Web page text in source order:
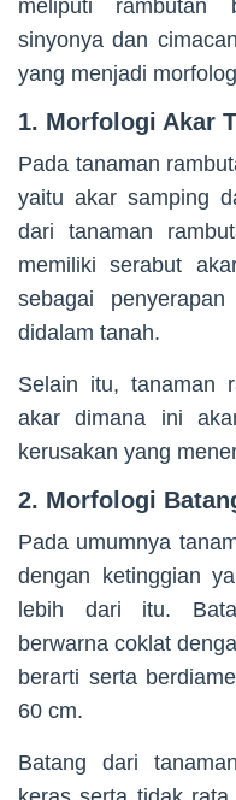
meliputi rambutan
sinyonya dan
yang menjadi
1. Morfologi Akar
Pada tanaman
yaitu akar samping
dari tanaman
memiliki serabut
sebagai
didalam tanah.
Selain itu, tanaman
akar dimana ini
kerusakan yang
2. Morfologi
Pada umumnya
dengan ketinggian
lebih dari itu.
berwarna coklat
berarti serta
60 cm.
Batang dari